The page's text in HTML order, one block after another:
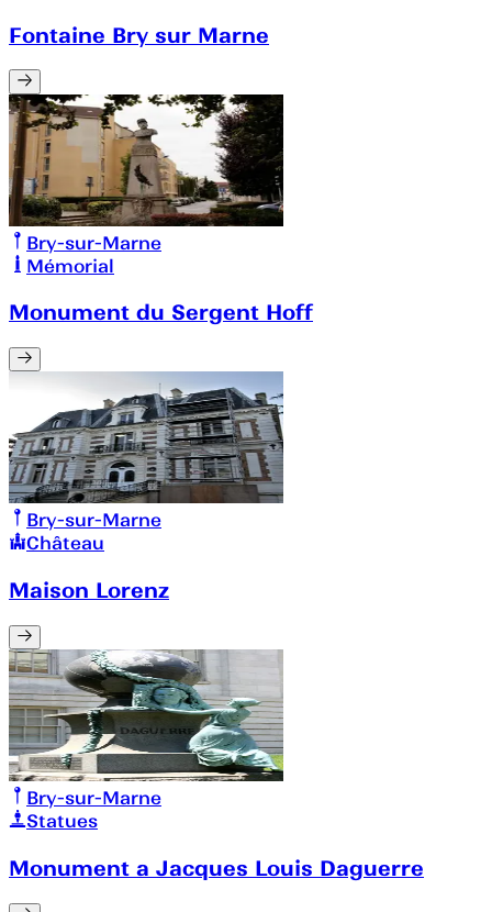
Fontaine Bry sur Marne
Bry-sur-Marne
Mémorial
Monument du Sergent Hoff
Bry-sur-Marne
Château
Maison Lorenz
Bry-sur-Marne
Statues
Monument a Jacques Louis Daguerre